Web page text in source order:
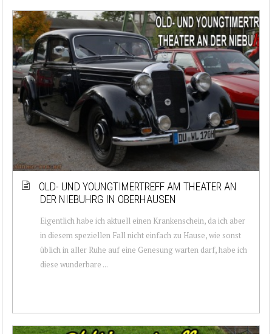
OLD- UND YOUNGTIMERTREFF AM THEATER AN
DER NIEBUHRG IN OBERHAUSEN
Eigentlich habe ich aktuell einen Krankenschein, da ich aber
in diesem speziellen Fall nicht einfach zu Hause, wie sonst
üblich in aller Ruhe auf eine Genesung warten darf, habe ich
diese wunderbare ...